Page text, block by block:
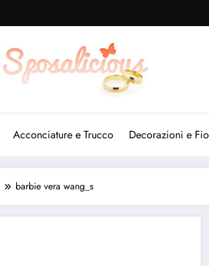
Acconciature e Trucco Decorazioni e
barbie vera wang_s